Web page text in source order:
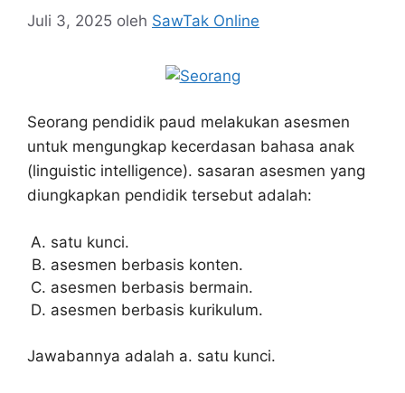
Juli 3, 2025 oleh SawTak Online
Seorang pendidik paud melakukan asesmen
untuk mengungkap kecerdasan bahasa anak
(linguistic intelligence). sasaran asesmen yang
diungkapkan pendidik tersebut adalah:
satu kunci.
asesmen berbasis konten.
asesmen berbasis bermain.
asesmen berbasis kurikulum.
Jawabannya adalah a. satu kunci.